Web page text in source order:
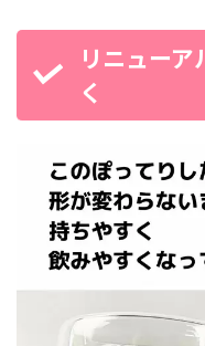
リニュー
く